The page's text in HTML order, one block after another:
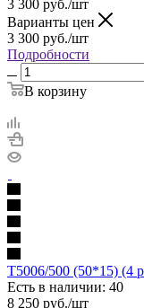
3 300 руб./шт
Варианты цен
3 300 руб./шт
Подробности
В корзину
T5006/500 (50*15) (4
Есть в наличии: 40
8 250 руб./шт